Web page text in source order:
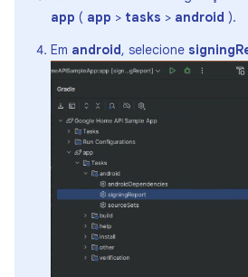
app ( app > tasks > android ).
Em android, selecione